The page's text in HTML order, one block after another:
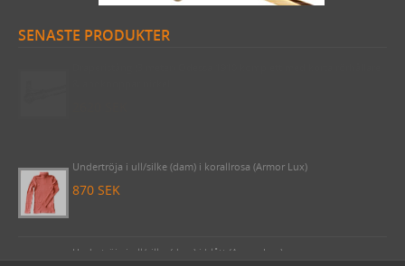
SENASTE PRODUKTER
Undertröja i ull/silke (dam) i korallrosa (Armor Lux)
870 SEK
Undertröja i ull/silke (dam) i blått (Armor Lux)